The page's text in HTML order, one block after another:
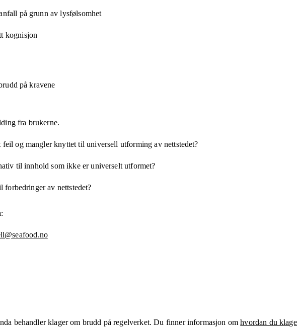
på grunn av lysfølsomhet
kognisjon
på kravene
fra brukerne.
feil og mangler knyttet til universell utforming av nettstedet?
til innhold som ikke er universelt utformet?
av nettstedet?
behandler klager om brudd på regelverket. Du finner informasjon omhvordan du